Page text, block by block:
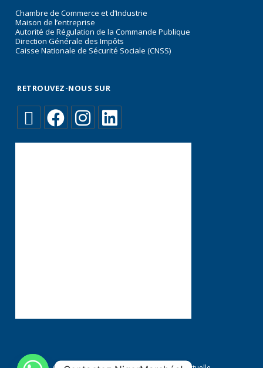
Chambre de Commerce et d’Industrie
Maison de l’entreprise
Autorité de Régulation de la Commande Publique
Direction Générale des Impôts
Caisse Nationale de Sécurité Sociale (CNSS)
RETROUVEZ-NOUS SUR